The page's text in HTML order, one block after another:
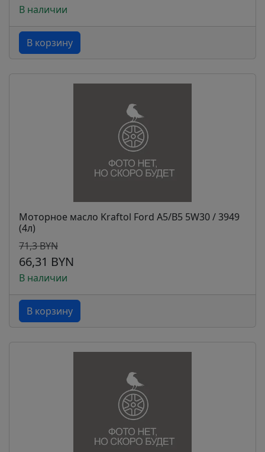
В наличии
В корзину
Моторное масло Kraftol Ford A5/B5 5W30 / 3949
(4л)
71,3 BYN
66,31 BYN
В наличии
В корзину